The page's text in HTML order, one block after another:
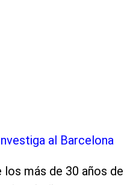
al Barcelona
los más de 30 años de